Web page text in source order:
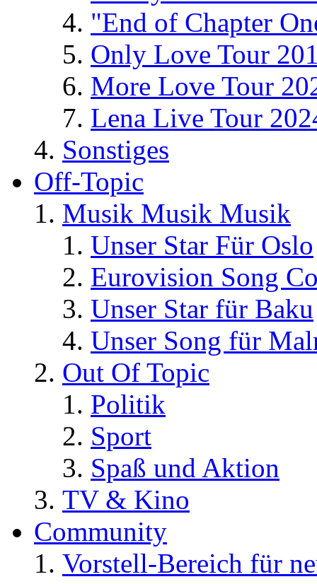
"End of Chapter
Only Love Tour
More Love Tour
Lena Live Tour
Sonstiges
Off-Topic
Musik Musik Musik
Unser Star Für Oslo
Eurovision Song
Unser Star für Baku
Unser Song für
Out Of Topic
Politik
Sport
Spaß und Aktion
TV & Kino
Community
Vorstell-Bereich für